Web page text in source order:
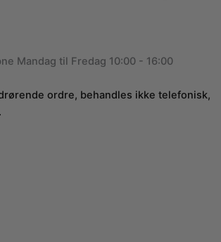
Mandag til Fredag 10:00 - 16:00
ordre, behandles ikke telefonisk,